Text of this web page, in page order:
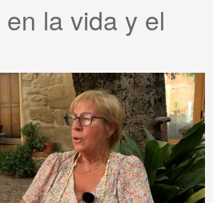
la vida y el